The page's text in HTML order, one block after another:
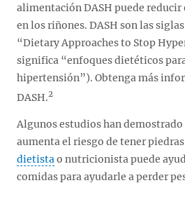
alimentación DASH puede reducir
en los riñones. DASH son las
“Dietary Approaches to Stop
significa “enfoques dietéticos
hipertensión”). Obtenga más
DASH.2
Algunos estudios han demostrado
aumenta el riesgo de tener
dietistao nutricionista puede
comidas para ayudarle a perder